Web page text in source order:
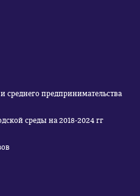
среднего предпринимательства
городской среды на 2018-2024 гг